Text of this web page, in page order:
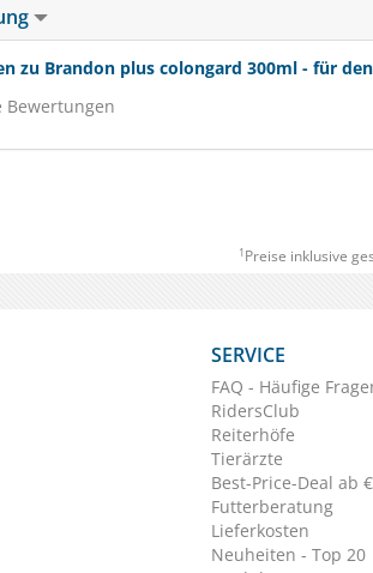
zu Brandon plus colongard 300ml - für
Bewertungen
1 Preise inklusive
SERVICE
FAQ - Häufige
RidersClub
Reiterhöfe
Tierärzte
Best-Price-Deal ab
Futterberatung
Lieferkosten
Neuheiten - Top 20